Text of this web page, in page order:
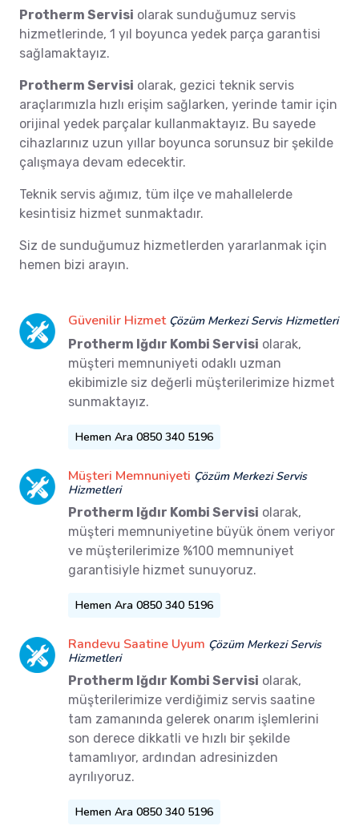
Protherm Servisi olarak sunduğumuz servis
hizmetlerinde, 1 yıl boyunca yedek parça garantisi
sağlamaktayız.
Protherm Servisi olarak, gezici teknik servis
araçlarımızla hızlı erişim sağlarken, yerinde tamir için
orijinal yedek parçalar kullanmaktayız. Bu sayede
cihazlarınız uzun yıllar boyunca sorunsuz bir şekilde
çalışmaya devam edecektir.
Teknik servis ağımız, tüm ilçe ve mahallelerde
kesintisiz hizmet sunmaktadır.
Siz de sunduğumuz hizmetlerden yararlanmak için
hemen bizi arayın.
Güvenilir Hizmet Çözüm Merkezi Servis Hizmetleri
Protherm Iğdır Kombi Servisi olarak,
müşteri memnuniyeti odaklı uzman
ekibimizle siz değerli müşterilerimize hizmet
sunmaktayız.
Hemen Ara 0850 340 5196
Müşteri Memnuniyeti Çözüm Merkezi Servis
Hizmetleri
Protherm Iğdır Kombi Servisi olarak,
müşteri memnuniyetine büyük önem veriyor
ve müşterilerimize %100 memnuniyet
garantisiyle hizmet sunuyoruz.
Hemen Ara 0850 340 5196
Randevu Saatine Uyum Çözüm Merkezi Servis
Hizmetleri
Protherm Iğdır Kombi Servisi olarak,
müşterilerimize verdiğimiz servis saatine
tam zamanında gelerek onarım işlemlerini
son derece dikkatli ve hızlı bir şekilde
tamamlıyor, ardından adresinizden
ayrılıyoruz.
Hemen Ara 0850 340 5196